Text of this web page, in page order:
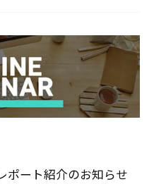
ポート紹介のお知らせ